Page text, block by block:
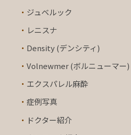
・ ジュベルック
・ レニスナ
・ Density (デンシティ)
・ Volnewmer (ボルニューマー)
・ エクスパレル麻酔
・ 症例写真
・ ドクター紹介